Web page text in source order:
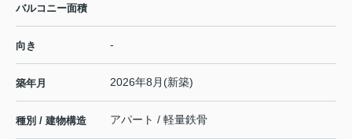
バルコニー面積
向き -
築年月 2026年8月(新築)
種別 / 建物構造 アパート / 軽量鉄骨